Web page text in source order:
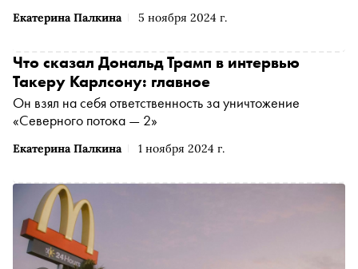
Екатерина Палкина 5 ноября 2024 г.
Екатерина Палкина 1 ноября 2024 г.
Что сказал Дональд Трамп в интервью
Такеру Карлсону: главное
Он взял на себя ответственность за уничтожение
«Северного потока — 2»